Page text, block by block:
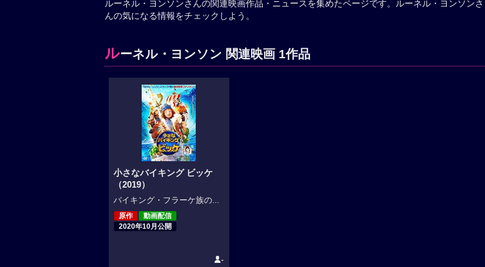
ルーネル・ヨンソンさんの関連映画作品・ニュースを集めたページです。ルーネル・ヨンソンさ
んの気になる情報をチェックしよう。
ルーネル・ヨンソン 関連映画 1作品
小さなバイキング ビッケ
（2019）
バイキング・フラーケ族の...
原作
動画配信
2020年10月公開
-